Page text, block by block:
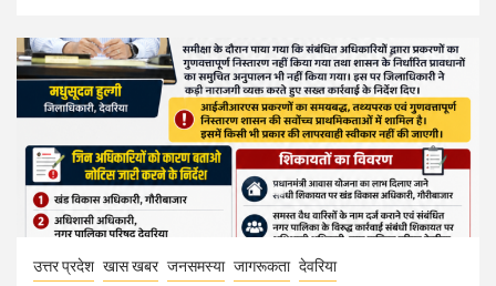
उत्तर प्रदेश खास खबर जनसमस्या जागरूकता देवरिया